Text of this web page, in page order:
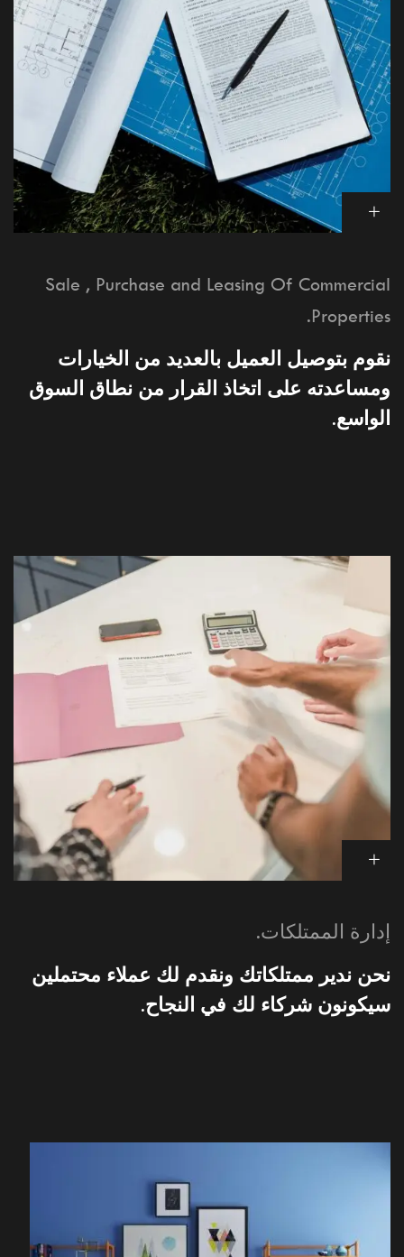
Sale , Purchase and Leasing Of Commercial
Properties.
نقوم بتوصيل العميل بالعديد من الخيارات
ومساعدته على اتخاذ القرار من نطاق السوق
الواسع.
إدارة الممتلكات.
نحن ندير ممتلكاتك ونقدم لك عملاء محتملين
سيكونون شركاء لك في النجاح.